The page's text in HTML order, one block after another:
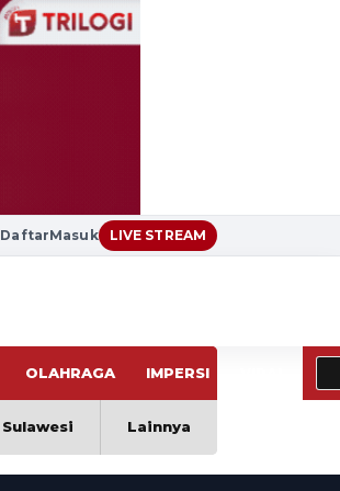
DaftarMasuk LIVE STREAM
OLAHRAGA IMPERSI
Sulawesi Lainnya